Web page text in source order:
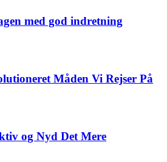
med god indretning
Måden Vi Rejser På
og Nyd Det Mere